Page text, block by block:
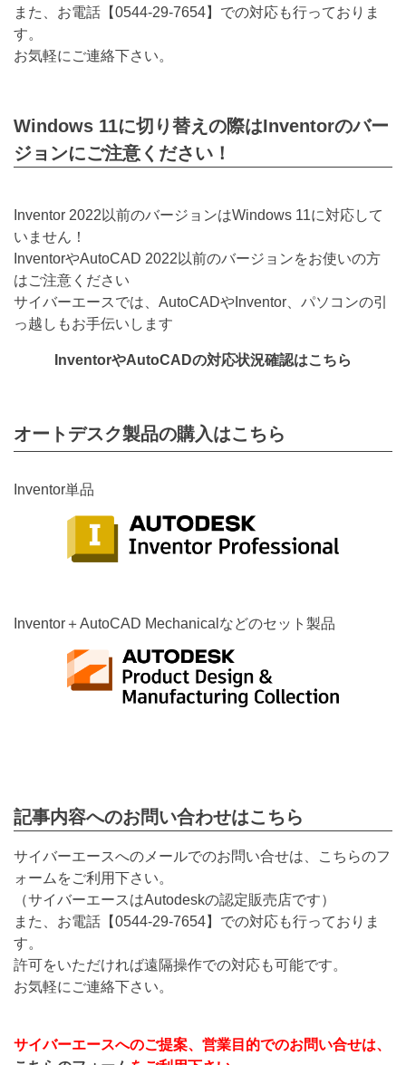
また、お電話【0544-29-7654】での対応も行っておりま
す。
お気軽にご連絡下さい。
Windows 11に切り替えの際はInventorのバー
ジョンにご注意ください！
Inventor 2022以前のバージョンはWindows 11に対応して
いません！
InventorやAutoCAD 2022以前のバージョンをお使いの方
はご注意ください
サイバーエースでは、AutoCADやInventor、パソコンの引
っ越しもお手伝いします
InventorやAutoCADの対応状況確認はこちら
オートデスク製品の購入はこちら
Inventor単品
Inventor＋AutoCAD Mechanicalなどのセット製品
記事内容へのお問い合わせはこちら
サイバーエースへのメールでのお問い合せは、こちらのフ
ォームをご利用下さい。
（サイバーエースはAutodeskの認定販売店です）
また、お電話【0544-29-7654】での対応も行っておりま
す。
許可をいただければ遠隔操作での対応も可能です。
お気軽にご連絡下さい。
サイバーエースへのご提案、営業目的でのお問い合せは、